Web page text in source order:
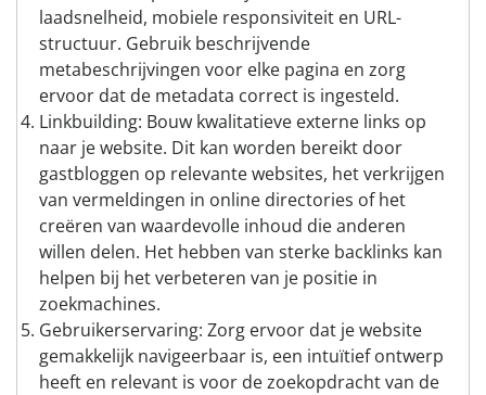
laadsnelheid, mobiele responsiviteit en URL-
structuur. Gebruik beschrijvende
metabeschrijvingen voor elke pagina en zorg
ervoor dat de metadata correct is ingesteld.
Linkbuilding: Bouw kwalitatieve externe links op
naar je website. Dit kan worden bereikt door
gastbloggen op relevante websites, het verkrijgen
van vermeldingen in online directories of het
creëren van waardevolle inhoud die anderen
willen delen. Het hebben van sterke backlinks kan
helpen bij het verbeteren van je positie in
zoekmachines.
Gebruikerservaring: Zorg ervoor dat je website
gemakkelijk navigeerbaar is, een intuïtief ontwerp
heeft en relevant is voor de zoekopdracht van de